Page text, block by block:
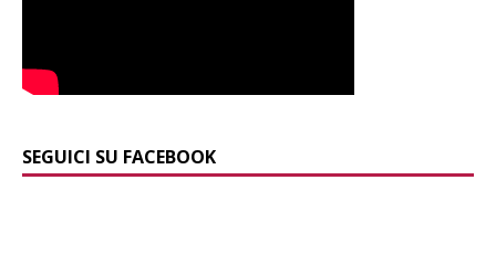
SEGUICI SU FACEBOOK